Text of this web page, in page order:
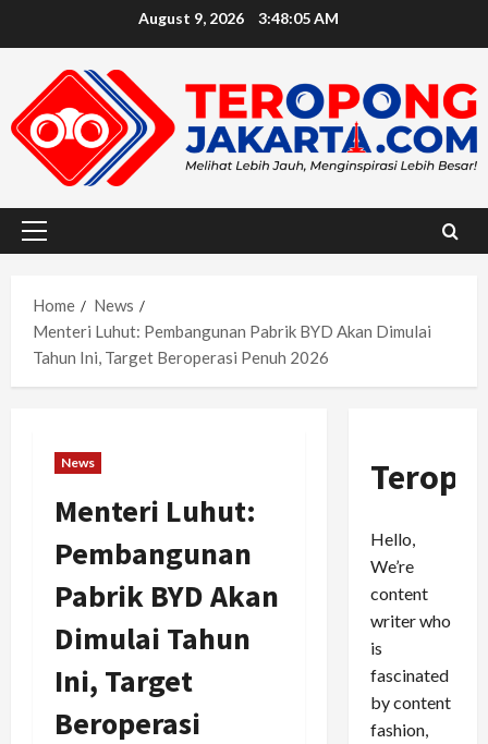
August 9, 2026 3:48:07 AM
Primary
Home
News
Menteri Luhut: Pembangunan Pabrik BYD Akan Dimulai
Tahun Ini, Target Beroperasi Penuh 2026
News
Menteri Luhut:
Pembangunan
Pabrik BYD Akan
Dimulai Tahun
Ini, Target
Beroperasi
Hello,
We’re
content
writer who
is
fascinated
by content
fashion,